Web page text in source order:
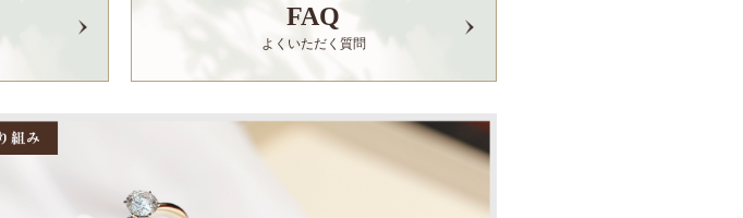
FAQ
よくいただく質問